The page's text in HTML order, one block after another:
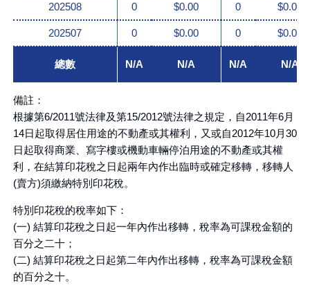
202508 0 $0.00 0 $0.00
202507 0 $0.00 0 $0.00
總數 N/A N/A N/A N/A
備註：
根據第6/2011號法律及第15/2012號法律之規定，自2011年6月
14日起取得居住用途的不動產或其權利，又或自2012年10月30
日起取得商業、寫字樓或機動車輛停泊用途的不動產或其權
利，在結算印花稅之日起兩年內作出臨時或確定移轉，移轉人
(賣方)須繳納特別印花稅。
特別印花稅的稅率如下：
(一) 結算印花稅之日起一年內作出移轉，稅率為可課稅金額的
百分之二十；
(二) 結算印花稅之日起第二年內作出移轉，稅率為可課稅金額
的百分之十。